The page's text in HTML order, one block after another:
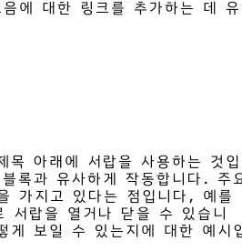
에 대한 링크를 추가하는 데 유
목 아래에 서랍을 사용하는 것입
록과 유사하게 작동합니다. 주
가지고 있다는 점입니다, 예를
서랍을 열거나 닫을 수 있습니
게 보일 수 있는지에 대한 예시